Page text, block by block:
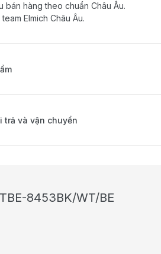
bán hàng theo chuẩn Châu Âu.
Elmich Châu Âu.
trả và vận chuyển
8453BK/WT/BE